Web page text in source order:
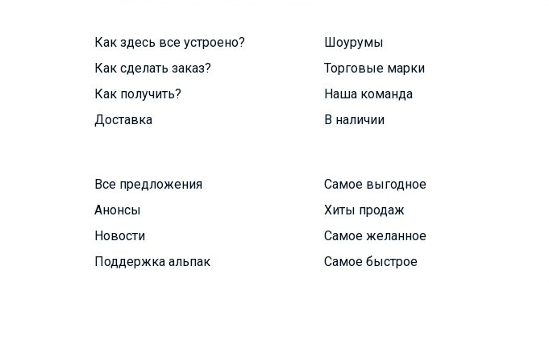
Как здесь все устроено?
Как сделать заказ?
Как получить?
Доставка
Шоурумы
Торговые марки
Наша команда
В наличии
Все предложения
Анонсы
Новости
Поддержка альпак
Самое выгодное
Хиты продаж
Самое желанное
Самое быстрое